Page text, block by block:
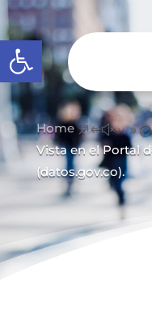
Abrir barra de
Home &#x39;
Vista en el Portal
(datos.gov.co).